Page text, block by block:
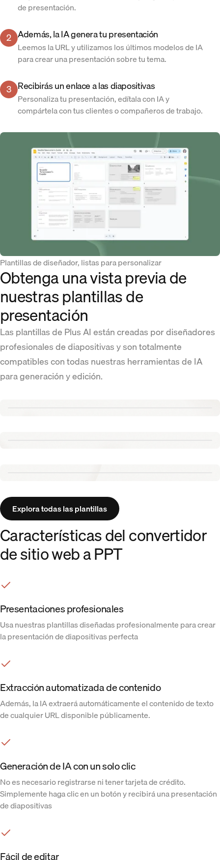
de presentación.
2 Además, la IA genera tu presentación
Leemos la URL y utilizamos los últimos modelos de IA
para crear una presentación sobre tu tema.
3 Recibirás un enlace a las diapositivas
Personaliza tu presentación, edítala con IA y
compártela con tus clientes o compañeros de trabajo.
Plantillas de diseñador, listas para personalizar
Obtenga una vista previa de
nuestras plantillas de
presentación
Las plantillas de Plus AI están creadas por diseñadores
profesionales de diapositivas y son totalmente
compatibles con todas nuestras herramientas de IA
para generación y edición.
Explora todas las plantillas
Características del convertidor
de sitio web a PPT
Presentaciones profesionales
Usa nuestras plantillas diseñadas profesionalmente para crear
la presentación de diapositivas perfecta
Extracción automatizada de contenido
Además, la IA extraerá automáticamente el contenido de texto
de cualquier URL disponible públicamente.
Generación de IA con un solo clic
No es necesario registrarse ni tener tarjeta de crédito.
Simplemente haga clic en un botón y recibirá una presentación
de diapositivas
Fácil de editar